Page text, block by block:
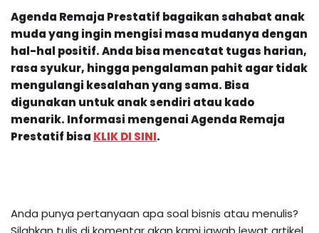
Agenda Remaja Prestatif bagaikan sahabat anak
muda yang ingin mengisi masa mudanya dengan
hal-hal positif. Anda bisa mencatat tugas harian,
rasa syukur, hingga pengalaman pahit agar tidak
mengulangi kesalahan yang sama. Bisa
digunakan untuk anak sendiri atau kado
menarik. Informasi mengenaiAgenda Remaja
Prestatif bisa KLIK DI SINI.
Anda punya pertanyaan apa soal bisnis atau menulis?